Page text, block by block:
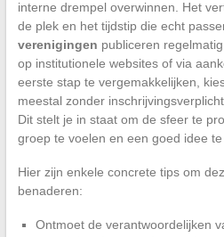
interne drempel overwinnen. Het
de plek en het tijdstip die echt
verenigingen publiceren
op institutionele websites of via
eerste stap te vergemakkelijken,
meestal zonder
Dit stelt je in staat om de sfeer te
groep te voelen en een goed idee
Hier zijn enkele concrete tips om
benaderen:
Ontmoet de verantwoordelijken